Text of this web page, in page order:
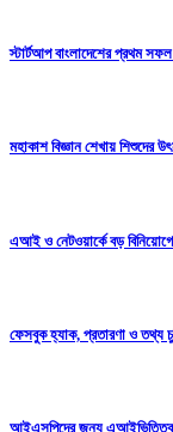
স্টার্টআপ বাংলাদেশের প্রথম
মহাকাশ বিজ্ঞান শেখায় শিশুদের
এআই ও নেটওয়ার্কে বড়
ফেসবুক হ্যাক, প্রতারণা ও তথ্য
আইএসপিদের জন্য এআইভিত্তিক